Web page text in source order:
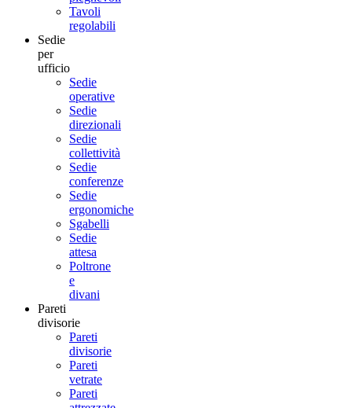
Tavoli
regolabili
Sedie
per
ufficio
Sedie
operative
Sedie
direzionali
Sedie
collettività
Sedie
conferenze
Sedie
ergonomiche
Sgabelli
Sedie
attesa
Poltrone
e
divani
Pareti
divisorie
Pareti
divisorie
Pareti
vetrate
Pareti